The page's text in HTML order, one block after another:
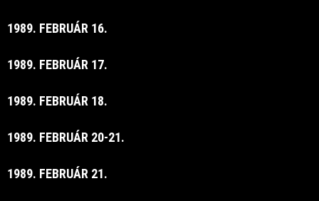
1989. FEBRUÁR 16.
1989. FEBRUÁR 17.
1989. FEBRUÁR 18.
1989. FEBRUÁR 20-21.
1989. FEBRUÁR 21.